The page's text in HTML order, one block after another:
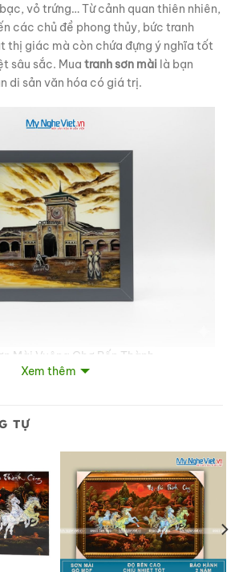
vỏ trứng… Từ cảnh quan thiên nhiên,
các chủ đề phong thủy, bức tranh
thị giác mà còn chứa đựng ý nghĩa tốt
sâu sắc. Mua tranh sơn mài là bạn
di sản văn hóa có giá trị.
Mài Vuông Chợ Bến Thành
Xem thêm
TỰ